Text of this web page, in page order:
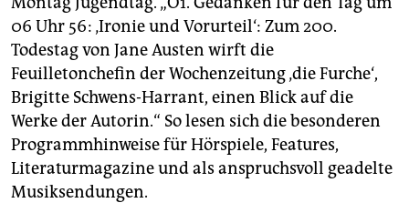
06 Uhr 56: ‚Ironie und Vorurteil‘: Zum 200.
Todestag von Jane Austen wirft die
Feuilletonchefin der Wochenzeitung ‚die Furche‘,
Brigitte Schwens-Harrant, einen Blick auf die
Werke der Autorin.“ So lesen sich die besonderen
Programmhinweise für Hörspiele, Features,
Literaturmagazine und als anspruchsvoll geadelte
Musiksendungen.